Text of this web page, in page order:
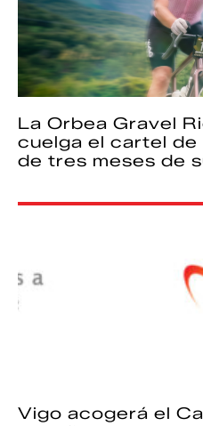
La Orbea Gravel
cuelga el cartel de
de tres meses de
Vigo acogerá el